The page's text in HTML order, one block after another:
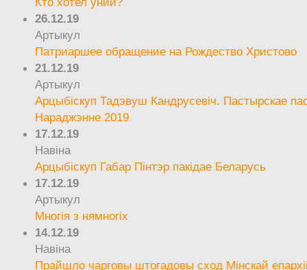
26.12.19
Артыкул
Патриаршее обращение на Рождество Христово
21.12.19
Артыкул
Арцыбіскуп Тадэвуш Кандрусевіч. Пастырскае
Нараджэнне 2019
17.12.19
Навіна
Арцыбіскуп Габар Пінтэр пакідае Беларусь
17.12.19
Артыкул
Многія з нямногіх
14.12.19
Навіна
Прайшло чарговы штогадовы сход Мінскай